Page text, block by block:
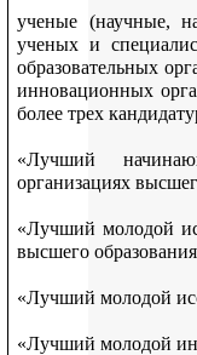
ученые (научные,
ученых и
образовательных
инновационных
более трех
«Лучший
организациях
«Лучший молодой
высшего
«Лучший молодой
«Лучший молодой